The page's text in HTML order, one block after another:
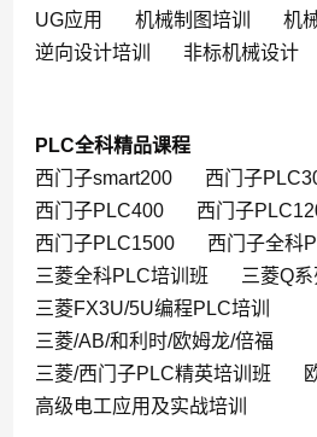
UG应用
机械制图培训
机
逆向设计培训
非标机械设计
PLC全科精品课程
西门子smart200
西门子
西门子PLC400
西门子
西门子PLC1500
西门子全科
三菱全科PLC培训班
三菱Q
三菱FX3U/5U编程PLC培训
三菱/AB/和利时/欧姆龙/倍福
三菱/西门子PLC精英培训班
高级电工应用及实战培训